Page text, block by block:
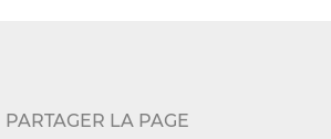
PARTAGER LA PAGE